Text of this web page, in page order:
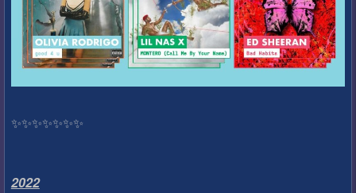
✨️✨️✨️✨️✨️✨️✨️
2022